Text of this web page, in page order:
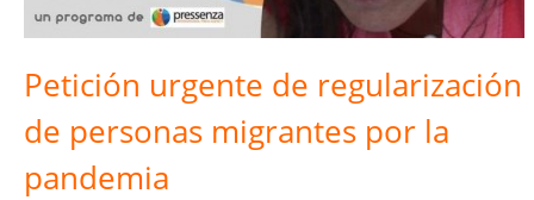
Petición urgente de regularización
de personas migrantes por la
pandemia